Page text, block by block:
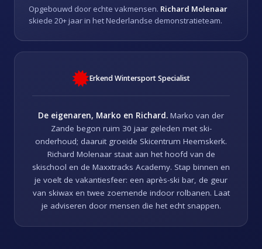
Opgebouwd door echte vakmensen. Richard Molenaar
skiede 20+ jaar in het Nederlandse demonstratieteam.
Erkend Wintersport Specialist
De eigenaren, Marko en Richard. Marko van der
Zande begon ruim 30 jaar geleden met ski-
onderhoud; daaruit groeide Skicentrum Heemskerk.
Richard Molenaar staat aan het hoofd van de
skischool en de Maxxtracks Academy. Stap binnen en
je voelt de vakantiesfeer: een après-ski bar, de geur
van skiwax en twee zoemende indoor rolbanen. Laat
je adviseren door mensen die het echt snappen.